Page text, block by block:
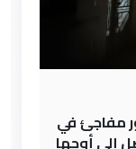
مفاجئ في
إلى أوجها